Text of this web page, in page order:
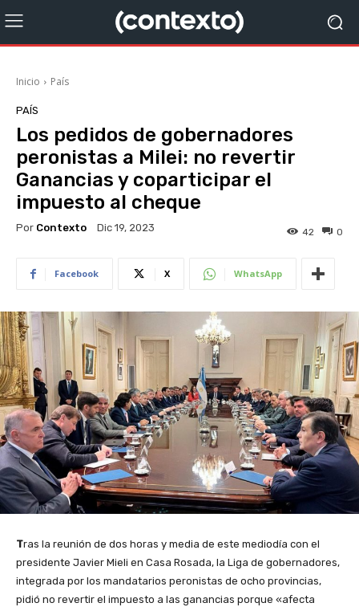
Inicio País
PAÍS
Los pedidos de gobernadores
peronistas a Milei: no revertir
Ganancias y coparticipar el
impuesto al cheque
Por Contexto Dic 19, 2023 0
42
Facebook X WhatsApp
Tras la reunión de dos horas y media de este mediodía con el
presidente Javier Mieli en Casa Rosada, la Liga de gobernadores,
integrada por los mandatarios peronistas de ocho provincias,
pidió no revertir el impuesto a las ganancias porque «afecta